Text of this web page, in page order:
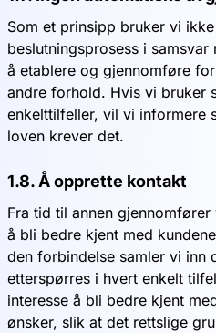
Som et prinsipp bruker vi
beslutningsprosess i
å etablere og gjennomføre
andre forhold. Hvis vi bruker
enkelttilfeller, vil vi informere
loven krever det.
1.8. Å opprette kontakt
Fra tid til annen
å bli bedre kjent med
den forbindelse samler vi inn
etterspørres i hvert enkelt
interesse å bli bedre kjent
ønsker, slik at det rettslige